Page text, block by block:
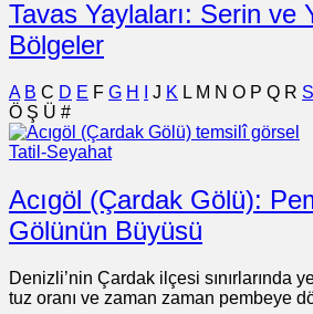
Tavas Yaylaları: Serin ve
Bölgeler
A B C D E F G H J K L M N O P Q R S
Ö Ş Ü #
Tatil-Seyahat
Acıgöl (Çardak Gölü):
Gölünün Büyüsü
Denizli’nin Çardak ilçesi sınırlarında
tuz oranı ve zaman zaman pembeye